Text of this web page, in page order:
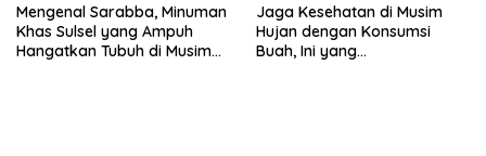
Mengenal Sarabba, Minuman
Khas Sulsel yang Ampuh
Hangatkan Tubuh di Musim
Jaga Kesehatan di Musim
Hujan dengan Konsumsi
Buah, Ini yang